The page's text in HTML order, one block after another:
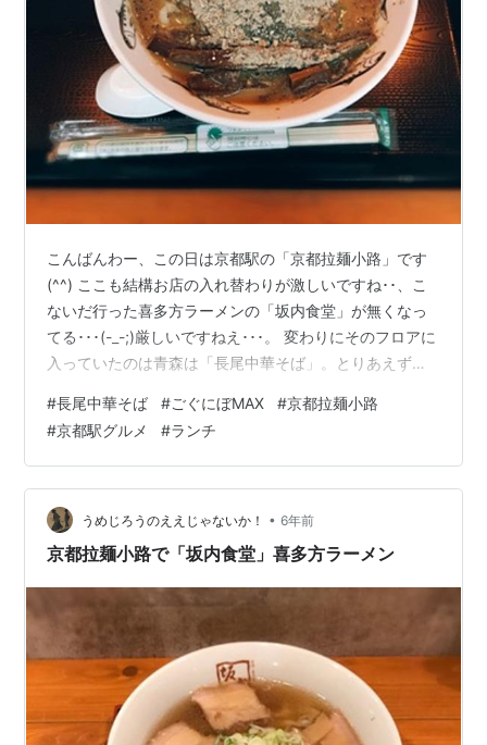
こんばんわー、この日は京都駅の「京都拉麺小路」です
(^^) ここも結構お店の入れ替わりが激しいですね･･、こ
ないだ行った喜多方ラーメンの「坂内食堂」が無くなっ
てる･･･(-_-;)厳しいですねえ･･･。 変わりにそのフロアに
入っていたのは青森は「長尾中華そば」。とりあえず、
高めです。そういう意味では安心して利用できます。笑
カウンター席に案内されラーメンを待ちます。目の前に
貼ってある「煮干しラーメンを美味しく食べる極意」。
なんだかスマホのアプリにあるような、漫画チックな案
内が貼ってありました(^^) やや暫く待って、着丼！ ぬは
あ～･･！…
#長尾中華そば #ごぐにぼMAX #京都拉麺小路
#京都駅グルメ #ランチ
うめじろうのええじゃないか！ • 6年前
京都拉麺小路で「坂内食堂」喜多方ラーメン